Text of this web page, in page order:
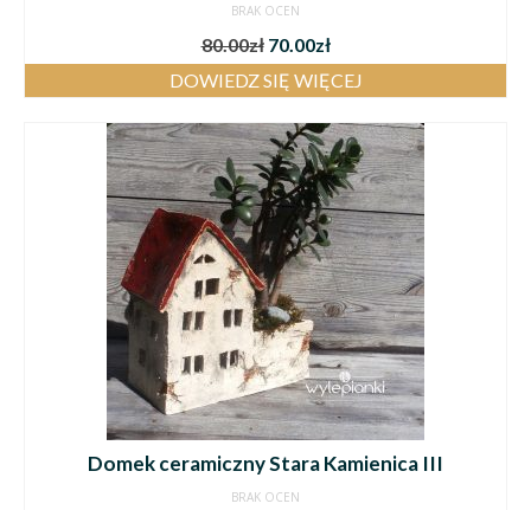
BRAK OCEN
80.00zł 70.00zł
DOWIEDZ SIĘ WIĘCEJ
Domek ceramiczny Stara Kamienica III
BRAK OCEN